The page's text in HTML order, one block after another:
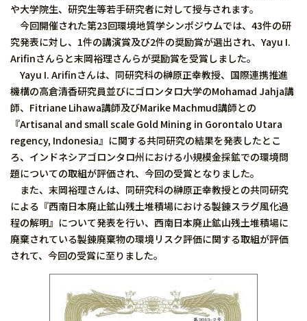
や大学院生、研究生等若手研究者に対して授与されます。
今回開催された第23回環境地質学シンポジウムでは、43件の研
究発表に対し、1件の講演賞及び2件の奨励賞が選出され、Yayu I.
Arifinさんらと末岡裕理さんらが奨励賞を受賞しました。
Yayu I. Arifinさんは、同研究科の榊原正幸教授、国際連携推進
機構の高倉清香研究員並びにゴロンタロ大学のMohamad Jahja講
師、Fitriane Lihawa講師及びMarike Machmud講師との
『Artisanal and small scale Gold Mining in Gorontalo Utara
regency, Indonesia』に関する共同研究の結果を発表したとこ
ろ、インドネシアゴロンタロ州における小規模金採鉱での環境問
題についての取組が評価され、今回の受賞となりました。
また、末岡裕理さんは、同研究科の榊原正幸教授との共同研究
による『西南日本廃止鉱山残土堆積場における製錬スラグ風化過
程の解明』について発表を行い、西南日本廃止鉱山残土堆積場に
廃棄されている製錬廃棄物の環境リスク評価に関する取組が評価
されて、今回の受賞に至りました。